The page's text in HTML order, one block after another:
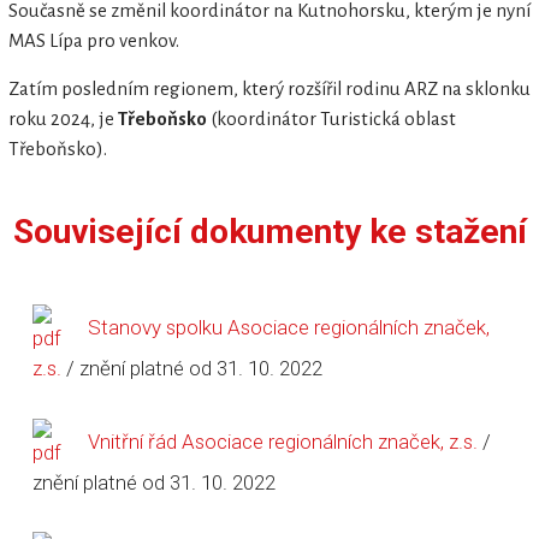
Současně se změnil koordinátor na Kutnohorsku, kterým je nyní
MAS Lípa pro venkov.
Zatím posledním regionem, který rozšířil rodinu ARZ na sklonku
roku 2024, je Třeboňsko (koordinátor Turistická oblast
Třeboňsko).
Související dokumenty ke stažení
Stanovy spolku Asociace regionálních značek,
z.s. / znění platné od 31. 10. 2022
Vnitřní řád Asociace regionálních značek, z.s. /
znění platné od 31. 10. 2022